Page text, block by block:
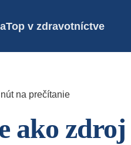
Top v zdravotníctve
na prečítanie
ako